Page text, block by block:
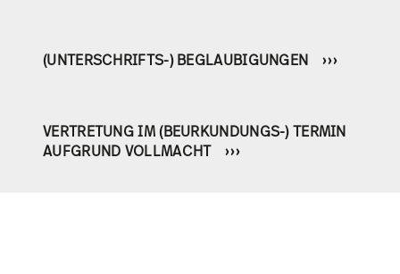
(UNTERSCHRIFTS-) BEGLAUBIGUNGEN
VERTRETUNG IM (BEURKUNDUNGS-) TERMIN
AUFGRUND VOLLMACHT